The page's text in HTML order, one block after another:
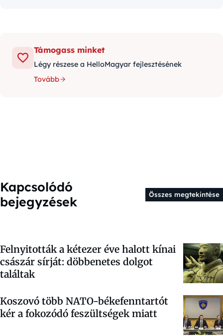
Támogass minket
Légy részese a HelloMagyar fejlesztésének
Tovább
Kapcsolódó
bejegyzések
Összes megtekintése
Felnyitották a kétezer éve halott kínai
császár sírját: döbbenetes dolgot
találtak
Koszovó több NATO-békefenntartót
kér a fokozódó feszültségek miatt